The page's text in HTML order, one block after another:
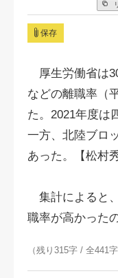
保存
厚生労働省は
などの離職率（
た。 2021年度は
一方、北陸ブロ
あった。【松村
集計によると
職率が高かった
（残り315字 / 全441字